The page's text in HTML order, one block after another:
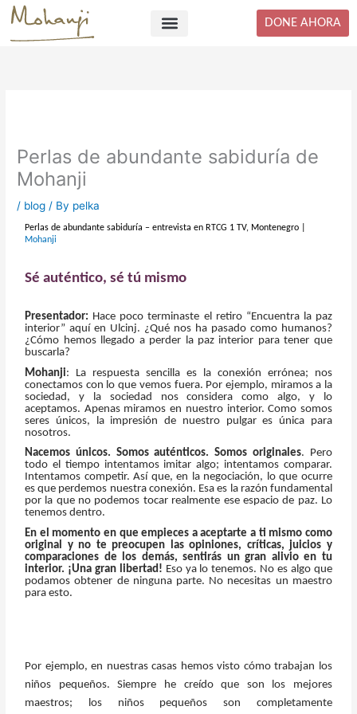
Skip
content
DONE AHORA
Perlas de abundante sabiduría de
Mohanji
/ blog / By pelka
Perlas de abundante sabiduría – entrevista en RTCG 1 TV, Montenegro |
Mohanji
Sé auténtico, sé tú mismo
Presentador: Hace poco terminaste el retiro “Encuentra la paz
interior” aquí en Ulcinj. ¿Qué nos ha pasado como humanos?
¿Cómo hemos llegado a perder la paz interior para tener que
buscarla?
Mohanji: La respuesta sencilla es la conexión errónea; nos
conectamos con lo que vemos fuera. Por ejemplo, miramos a la
sociedad, y la sociedad nos considera como algo, y lo
aceptamos. Apenas miramos en nuestro interior. Como somos
seres únicos, la impresión de nuestro pulgar es única para
nosotros.
Nacemos únicos. Somos auténticos. Somos originales. Pero
todo el tiempo intentamos imitar algo; intentamos comparar.
Intentamos competir. Así que, en la negociación, lo que ocurre
es que perdemos nuestra conexión. Esa es la razón fundamental
por la que no podemos tocar realmente ese espacio de paz. Lo
tenemos dentro.
En el momento en que empieces a aceptarte a ti mismo como
original y no te preocupen las opiniones, críticas, juicios y
comparaciones de los demás, sentirás un gran alivio en tu
interior. ¡Una gran libertad! Eso ya lo tenemos. No es algo que
podamos obtener de ninguna parte. No necesitas un maestro
para esto.
Por ejemplo, en nuestras casas hemos visto cómo trabajan los
niños pequeños. Siempre he creído que son los mejores
maestros; los niños pequeños son completamente